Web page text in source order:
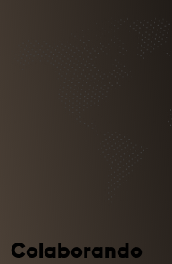
Colaborando